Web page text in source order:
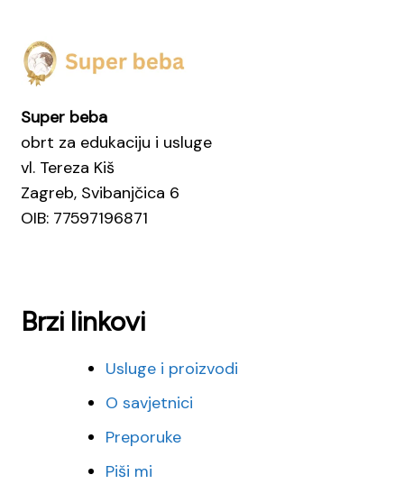
Super beba
obrt za edukaciju i usluge
vl. Tereza Kiš
Zagreb, Svibanjčica 6
OIB: 77597196871
Brzi linkovi
Usluge i proizvodi
O savjetnici
Preporuke
Piši mi